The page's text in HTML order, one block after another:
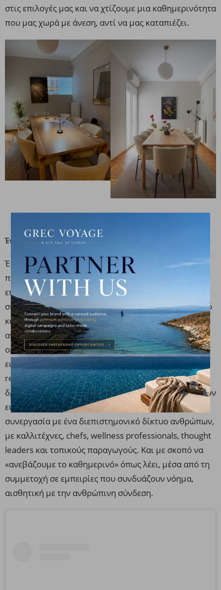
στις επιλογές μας και να χτίζουμε μια καθημερινότητα
που μας χωρά με άνεση, αντί να μας καταπιέζει.
Ένα πιο συλλογικό και ανθρώπινο ταξίδι αυτογνωσίας
Έτσι, δημιούργησε και το The Euphoria Seriesπου
προσφέρει πολυδιάστατα προγράμματα σε
επιλεγμένους ελληνικούς προορισμούς, που
συνδυάζουν την ηρεμία, την ευεξία και τον πολιτισμό
και ενισχύουν την ψυχική υγεία, την προσωπική
ανάπτυξη και την αίσθηση σύνδεσης μέσα στις
ομάδες, με τρόπο πρακτικό που μπορεί κανείς να
εφαρμόσει ύστερα στην καθημερινότητα.Μέσα από
retreats, company offsites, workshops και θεματικές
δράσεις, σχεδιάζει ζωντανές αλλά και βιώσιμες, με τον
ευρύ τρόπο που προαναφέραμε, εμπειρίες, σε
συνεργασία με ένα διεπιστημονικό δίκτυο ανθρώπων,
με καλλιτέχνες, chefs, wellness professionals, thought
leaders και τοπικούς παραγωγούς. Και με σκοπό να
«ανεβάζουμε το καθημερινό» όπως λέει, μέσα από τη
συμμετοχή σε εμπειρίες που συνδυάζουν νόημα,
αισθητική με την ανθρώπινη σύνδεση.